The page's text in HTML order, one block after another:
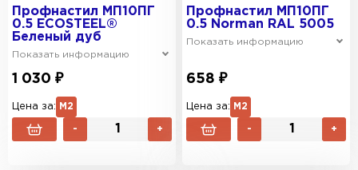
Профнастил МП10ПГ
0.5 ECOSTEEL®
Беленый дуб
Показать информацию
1 030 ₽
Цена за: М2
- +
Профнастил МП10ПГ
0.5 Norman RAL 5005
Показать информацию
658 ₽
Цена за: М2
- +